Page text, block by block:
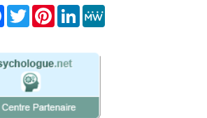
FacebookTwitterPinterest
LinkedIn